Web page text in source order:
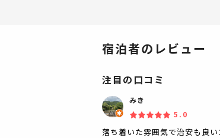
宿泊者のレビュー
注目の口コミ
みき
5.0
落ち着いた雰囲気で治安も良